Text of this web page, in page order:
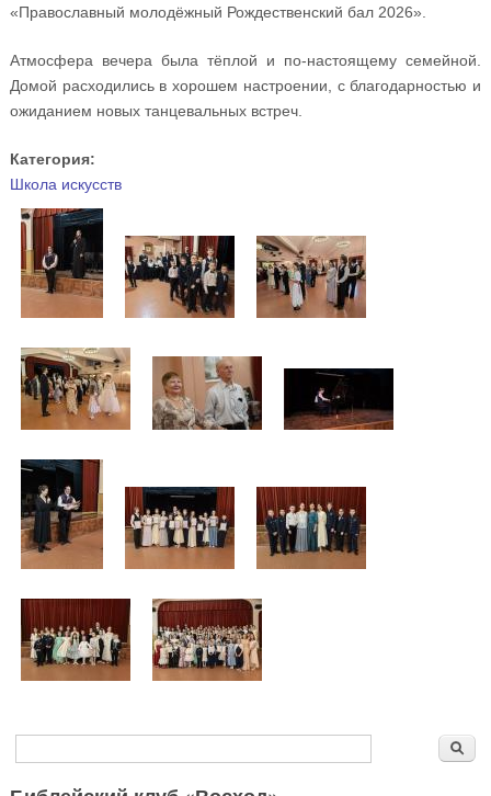
«Православный молодёжный Рождественский бал 2026».
Атмосфера вечера была тёплой и по-настоящему семейной.
Домой расходились в хорошем настроении, с благодарностью и
ожиданием новых танцевальных встреч.
Категория:
Школа искусств
Форма поиска